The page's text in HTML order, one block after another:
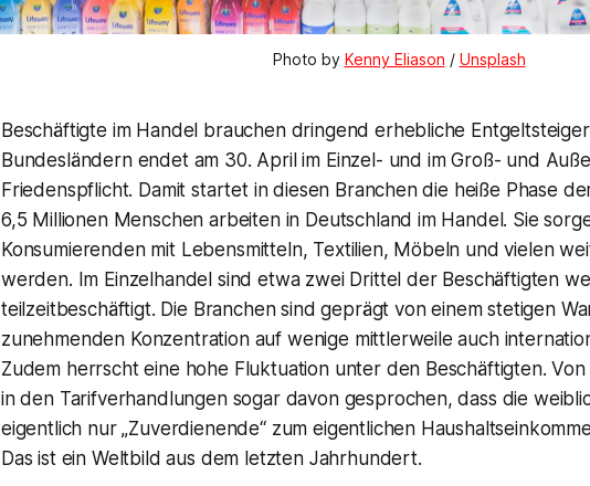
Photo by Kenny Eliason / Unsplash
Beschäftigte im Handel brauchen dringend erhebliche
Bundesländern endet am 30. April im Einzel- und im Groß- und
Friedenspflicht. Damit startet in diesen Branchen die heiße Phase
6,5 Millionen Menschen arbeiten in Deutschland im Handel. Sie
Konsumierenden mit Lebensmitteln, Textilien, Möbeln und vielen
werden. Im Einzelhandel sind etwa zwei Drittel der Beschäftigten
teilzeitbeschäftigt. Die Branchen sind geprägt von einem stetigen
zunehmenden Konzentration auf wenige mittlerweile auch
Zudem herrscht eine hohe Fluktuation unter den Beschäftigten.
in den Tarifverhandlungen sogar davon gesprochen, dass die
eigentlich nur „Zuverdienende“ zum eigentlichen
Das ist ein Weltbild aus dem letzten Jahrhundert.